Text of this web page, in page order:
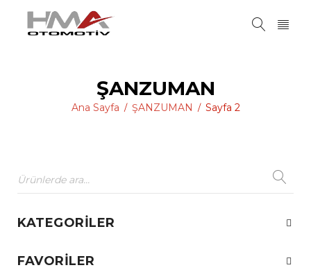
ŞANZUMAN
Ana Sayfa / ŞANZUMAN / Sayfa 2
KATEGORILER
FAVORILER